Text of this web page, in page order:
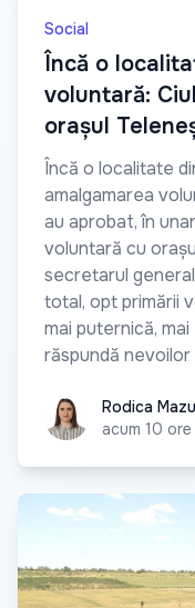
Social
Încă o
voluntară:
orașul
Încă o localitate
amalgamarea
au aprobat, în
voluntară cu
secretarul
total, opt primării
mai puternică,
răspundă
Rodica Mazur
Rodica
acum 10 ore